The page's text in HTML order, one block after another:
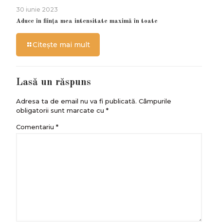
30 iunie 2023
Aduce în ființa mea intensitate maximă în toate
Citește mai mult
Lasă un răspuns
Adresa ta de email nu va fi publicată. Câmpurile
obligatorii sunt marcate cu *
Comentariu *